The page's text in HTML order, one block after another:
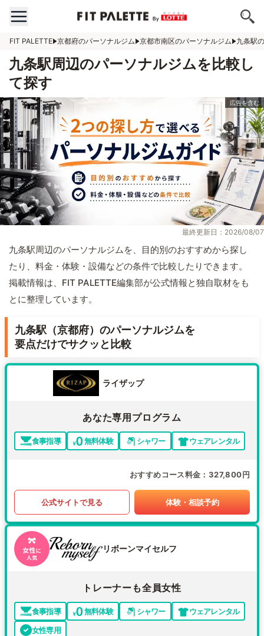
FIT PALETTE 京都府のパーソナルジム 京都市南区のパーソナルジム 九条駅
九条駅周辺のパーソナルジムを比較し
て探す
最終更新日：2026/08/07
九条駅周辺のパーソナルジムを、目的別のおすすめから探し
たり、料金・体験・設備などの条件で比較したりできます。
掲載情報は、FIT PALETTE編集部が公式情報と独自取材をも
とに整理しています。
九条駅（京都府）のパーソナルジムを
要点だけでサクッと比較
ライザップ
あなた専用プログラム
食事指導 無料体験 シャワー ウェアレンタル
おすすめコース料金 327,800円
公式サイトで見る 体験・相談予約
リボーンマイセルフ
トレーナーも全員女性
食事指導 無料体験 シャワー
ウェアレンタル
女性専用